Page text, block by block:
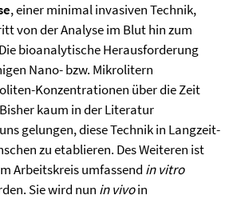
, einer minimal invasiven Technik,
von der Analyse im Blut hin zum
bioanalytische Herausforderung
Nano- bzw. Mikrolitern
Konzentrationen über die Zeit
kaum in der Literatur
gelungen, diese Technik in Langzeit-
zu etablieren. Des Weiteren ist
Arbeitskreis umfassend in vitro
Sie wird nun in vivoin